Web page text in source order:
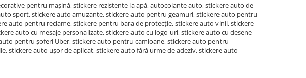
pentru mașină, stickere rezistente la apă, autocolante auto, stickere auto de
sport, stickere auto amuzante, stickere auto pentru geamuri, stickere auto pentru
auto pentru reclame, stickere pentru bara de protecție, stickere auto vinil, stickere
auto cu mesaje personalizate, stickere auto cu logo-uri, stickere auto cu desene
pentru șoferi Uber, stickere auto pentru camioane, stickere auto pentru
stickere auto ușor de aplicat, stickere auto fără urme de adeziv, stickere auto